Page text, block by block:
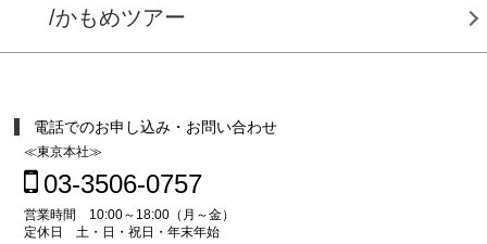
/かもめツアー
電話でのお申し込み・お問い合わせ
≪東京本社≫
03-3506-0757
営業時間 10:00～18:00（月～金）
定休日 土・日・祝日・年末年始